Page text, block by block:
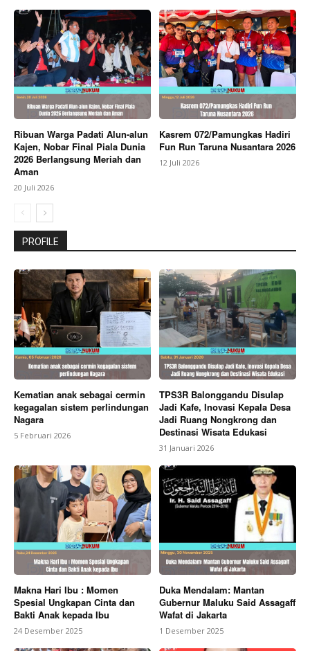
Ribuan Warga Padati Alun-alun
Kajen, Nobar Final Piala Dunia
2026 Berlangsung Meriah dan
Aman
20 Juli 2026
Kasrem 072/Pamungkas Hadiri
Fun Run Taruna Nusantara 2026
12 Juli 2026
PROFILE
Kematian anak sebagai cermin
kegagalan sistem perlindungan
Nagara
5 Februari 2026
TPS3R Balonggandu Disulap
Jadi Kafe, Inovasi Kepala Desa
Jadi Ruang Nongkrong dan
Destinasi Wisata Edukasi
31 Januari 2026
Makna Hari Ibu : Momen
Spesial Ungkapan Cinta dan
Bakti Anak kepada Ibu
24 Desember 2025
Duka Mendalam: Mantan
Gubernur Maluku Said Assagaff
Wafat di Jakarta
1 Desember 2025